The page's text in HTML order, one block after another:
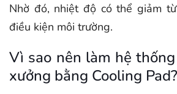
Nhờ đó, nhiệt độ có thể giảm
điều kiện môi trường.
Vì sao nên làm hệ
xưởng bằng Cooling Pad?